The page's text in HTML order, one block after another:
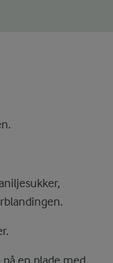
en plade med